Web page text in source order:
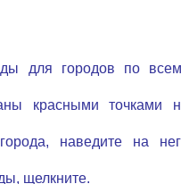
для городов по
красными точками
наведите на
щелкните.